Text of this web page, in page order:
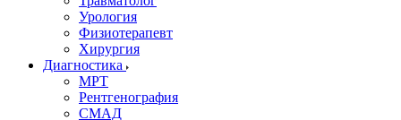
Урология
Физиотерапевт
Хирургия
Диагностика
МРТ
Рентгенография
СМАД